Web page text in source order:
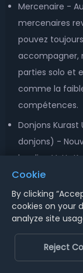
Mercenaire -
mercenaires
pouvez
accompagner,
parties solo et
comme la
compétences.
Donjons
donjons) -
leveling VoH :
équipements
un défi PvE
Blizzard a
formation de
Cookie
By clicking
cookies on your
analyze site
Reject